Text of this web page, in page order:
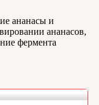
ананасы и
ананасов,
фермента